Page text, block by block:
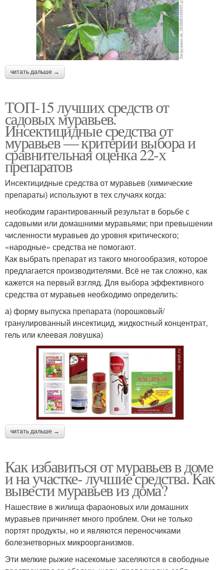
читать дальше →
ТОП-15 лучших средств от
садовых муравьев.
Инсектицидные средства от
муравьев — критерии выбора и
сравнительная оценка 22-х
препаратов
Инсектицидные средства от муравьев (химические
препараты) используют в тех случаях когда:
необходим гарантированный результат в борьбе с
садовыми или домашними муравьями; при превышении
численности муравьев до уровня критического;
«народные» средства не помогают.
Как выбрать препарат из такого многообразия, которое
предлагается производителями. Всё не так сложно, как
кажется на первый взгляд. Для выбора эффективного
средства от муравьев необходимо определить:
а) форму выпуска препарата (порошковый/
гранулированный инсектицид, жидкостный концентрат,
гель или клеевая ловушка)
читать дальше →
Как избавиться от муравьев в доме
и на участке- лучшие средства. Как
вывести муравьев из дома?
Нашествие в жилища фараоновых или домашних
муравьев причиняет много проблем. Они не только
портят продукты, но и являются переносчиками
болезнетворных микроорганизмов.
Эти мелкие рыжие насекомые заселяются в свободные